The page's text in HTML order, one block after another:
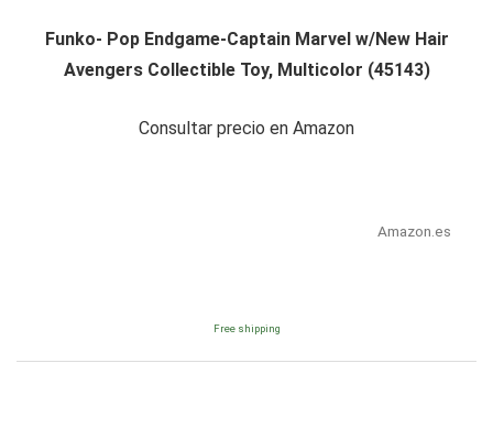
Funko- Pop Endgame-Captain Marvel w/New Hair
Avengers Collectible Toy, Multicolor (45143)
Consultar precio en Amazon
Amazon.es
Free shipping